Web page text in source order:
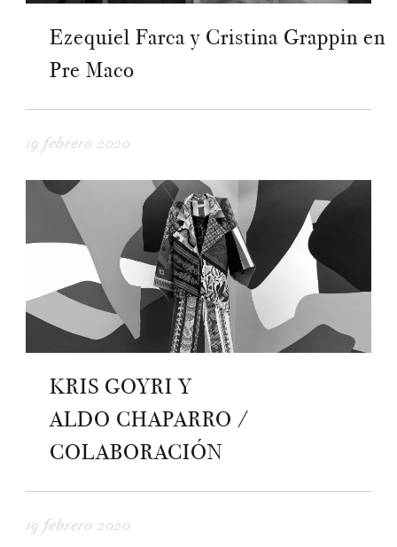
Ezequiel Farca y Cristina Grappin en
Pre Maco
19 febrero 2020
KRIS GOYRI Y
ALDO CHAPARRO /
COLABORACIÓN
19 febrero 2020